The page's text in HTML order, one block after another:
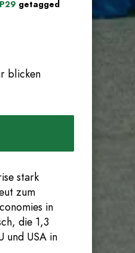
getagged
blicken
stark
zum
in
die 1,3
und USA in